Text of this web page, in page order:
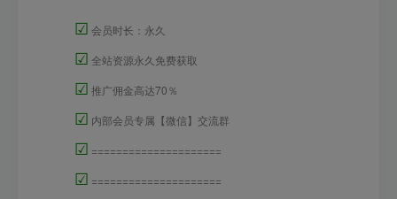
☑ 会员时长：永久
☑ 全站资源永久免费获取
☑ 推广佣金高达70％
☑ 内部会员专属【微信】交流群
☑ =====================
☑ =====================